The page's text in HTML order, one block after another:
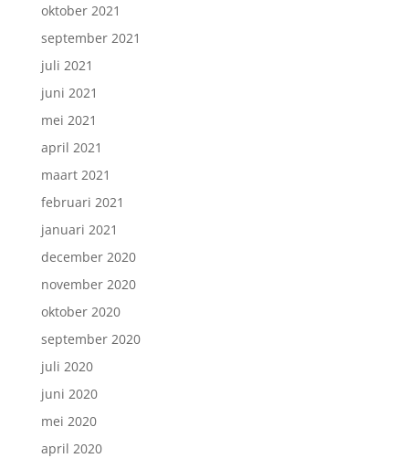
oktober 2021
september 2021
juli 2021
juni 2021
mei 2021
april 2021
maart 2021
februari 2021
januari 2021
december 2020
november 2020
oktober 2020
september 2020
juli 2020
juni 2020
mei 2020
april 2020